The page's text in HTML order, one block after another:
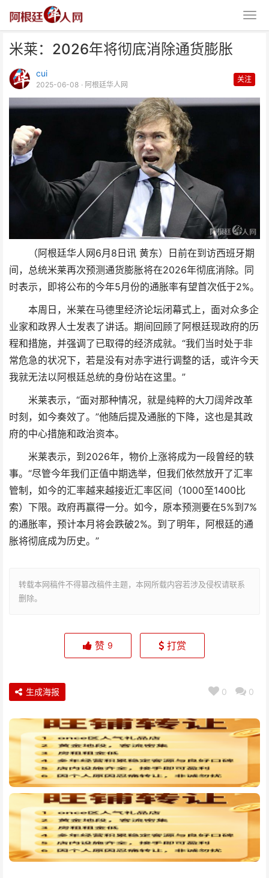
米莱：2026年将彻底消除通货膨胀
cui
2025-06-08 · 阿根廷华人网
关注
（阿根廷华人网6月8日讯 黄东）日前在到访西班牙期
间，总统米莱再次预测通货膨胀将在2026年彻底消除。同
时表示，即将公布的今年5月份的通胀率有望首次低于2%。
本周日，米莱在马德里经济论坛闭幕式上，面对众多企
业家和政界人士发表了讲话。期间回顾了阿根廷现政府的历
程和措施，并强调了已取得的经济成就。“我们当时处于非
常危急的状况下，若是没有对赤字进行调整的话，或许今天
我就无法以阿根廷总统的身份站在这里。”
米莱表示，“面对那种情况，就是纯粹的大刀阔斧改革
时刻，如今奏效了。”他随后提及通胀的下降，这也是其政
府的中心措施和政治资本。
米莱表示，到2026年，物价上涨将成为一段曾经的轶
事。“尽管今年我们正值中期选举，但我们依然放开了汇率
管制，如今的汇率越来越接近汇率区间（1000至1400比
索）下限。政府再赢得一分。如今，原本预测要在5%到7%
的通胀率，预计本月将会跌破2%。到了明年，阿根廷的通
胀将彻底成为历史。”
转载本网稿件不得篡改稿件主题，本网所载内容若涉及侵权请联系
删除。
米莱：2026年将彻底消除通货膨
胀
赞 9 打赏
0 0
生成海报